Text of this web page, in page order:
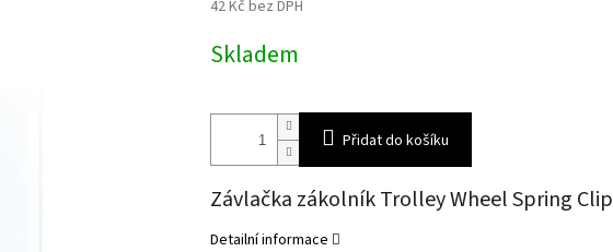
42 Kč bez DPH
cena:
Skladem
Přidat do košíku
Závlačka zákolník Trolley Wheel Spring Clip
Detailní informace